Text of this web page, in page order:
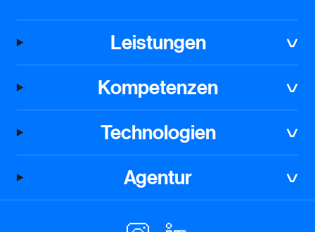
Leistungen
Kompetenzen
Technologien
Agentur